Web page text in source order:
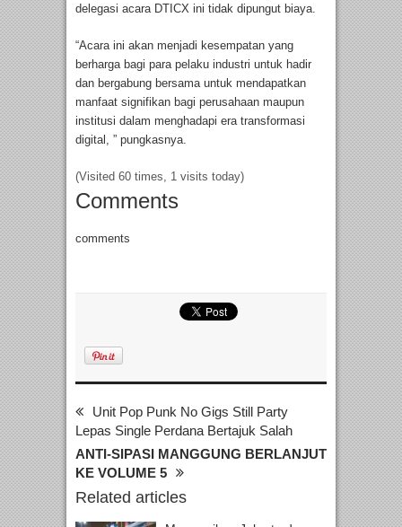
delegasi acara DTICX ini tidak dipungut biaya.
“Acara ini akan menjadi kesempatan yang
berharga bagi para pelaku industri untuk hadir
dan bergabung bersama untuk mendapatkan
manfaat signifikan bagi perusahaan maupun
institusi dalam menghadapi era transformasi
digital, ” pungkasnya.
(Visited 60 times, 1 visits today)
Comments
comments
Unit Pop Punk No Gigs Still Party
Lepas Single Perdana Bertajuk Salah
ANTI-SIPASI MANGGUNG BERLANJUT
KE VOLUME 5
Related articles